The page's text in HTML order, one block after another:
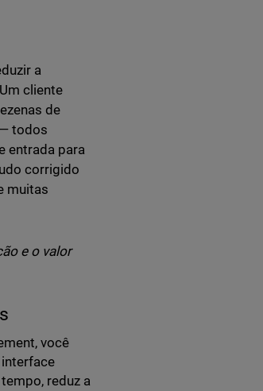
a
cliente
de
todos
entrada para
corrigido
muitas
e o valor
você
reduz a